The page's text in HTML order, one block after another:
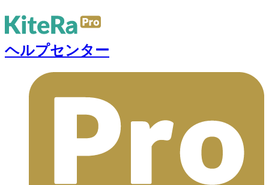
ヘルプセンター